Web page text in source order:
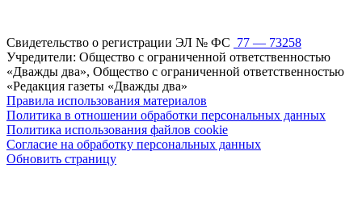
Свидетельство о регистрации ЭЛ № ФС 77 — 73258
Учредители: Общество с ограниченной ответственностью
«Дважды два», Общество с ограниченной ответственностью
«Редакция газеты «Дважды два»
Правила использования материалов
Политика в отношении обработки персональных данных
Политика использования файлов cookie
Согласие на обработку персональных данных
Обновить страницу